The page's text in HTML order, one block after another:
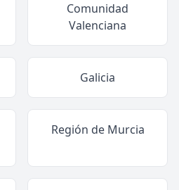
Comunidad
Valenciana
Galicia
Región de Murcia